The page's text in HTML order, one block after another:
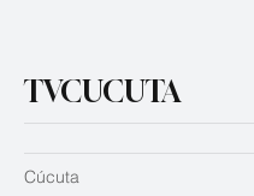
TVCUCUTA
Cúcuta